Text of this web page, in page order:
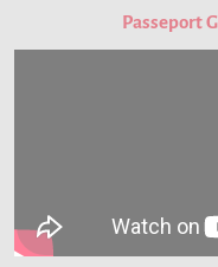
Passeport